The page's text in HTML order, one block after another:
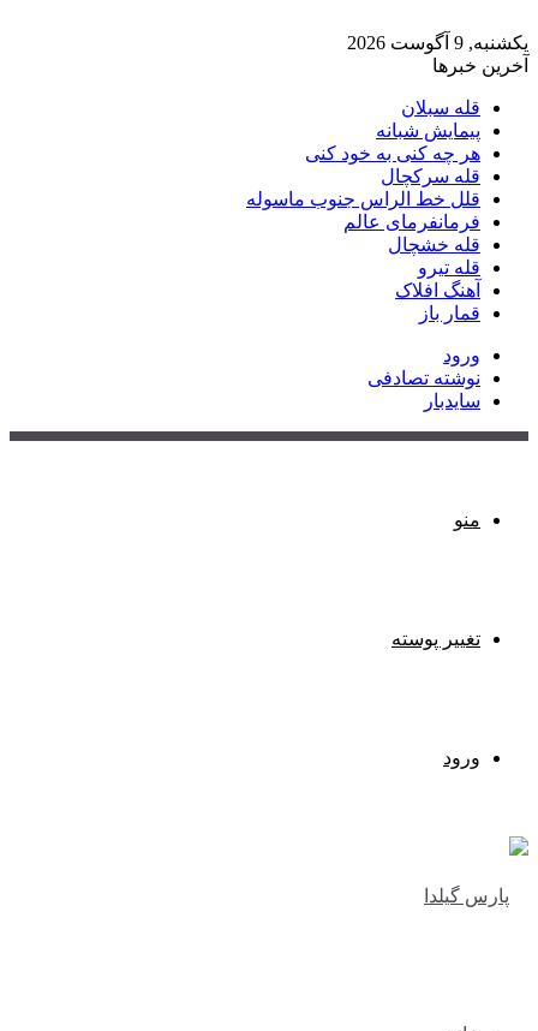
یکشنبه, 9 آگوست 2026
آخرین خبرها
قله سبلان
پیمایش شبانه
هر چه کنی به خود کنی
قله سرکچال
قلل خط الراس جنوب ماسوله
فرمانفرمای عالم
قله خشچال
قله تیرو
آهنگ افلاک
قمار باز
ورود
نوشته تصادفی
سایدبار
منو
تغییر پوسته
ورود